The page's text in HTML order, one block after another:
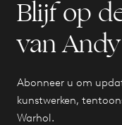
Blijf op
van
Abonneer u om
kunstwerken,
Warhol.